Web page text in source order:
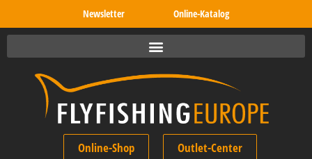
Newsletter Online-Katalog
Online-Shop Outlet-Center